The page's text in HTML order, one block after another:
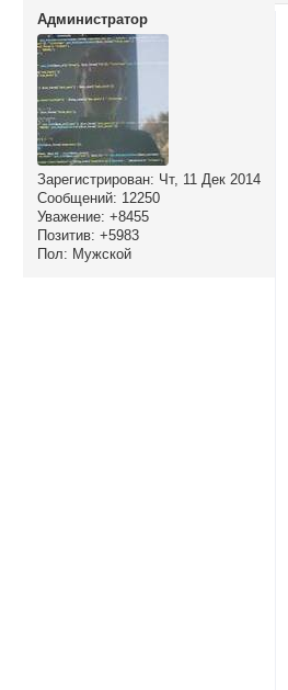
Администратор
Зарегистрирован: Чт, 11 Дек 2014
Сообщений: 12250
Уважение: +8455
Позитив: +5983
Пол: Мужской